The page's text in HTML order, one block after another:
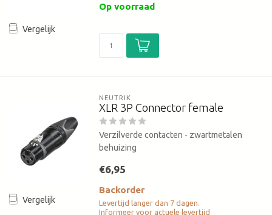
Vergelijk
Op voorraad
Vergelijk
NEUTRIK
XLR 3P Connector female
Verzilverde contacten - zwartmetalen
behuizing
€6,95
Backorder
Levertijd langer dan 7 dagen.
Informeer voor actuele levertijd